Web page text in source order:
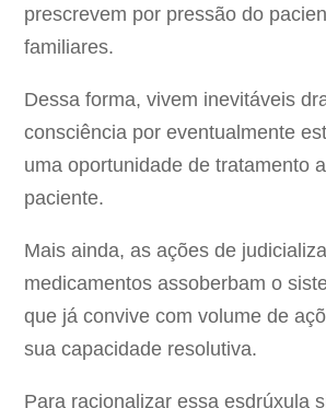
prescrevem por pressão do
familiares.
Dessa forma, vivem inevitáveis
consciência por eventualmente
uma oportunidade de tratamento
paciente.
Mais ainda, as ações de
medicamentos assoberbam o
que já convive com volume de
sua capacidade resolutiva.
Para racionalizar essa esdrúxula